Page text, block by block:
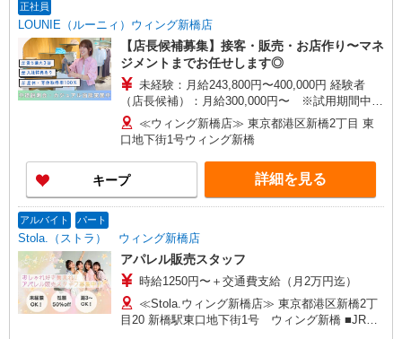
当の種類はエリアにより異なります。詳細は面接
時にお尋ねください。 ＼入社３大特典キャンペー
ン実施中！／※詳細は備考欄にて
正社員
LOUNIE（ルーニィ）ウィング新橋店
【店長候補募集】接客・販売・お店作り〜マネ
ジメントまでお任せします◎
未経験：月給243,800円〜400,000円 経験者
（店長候補）：月給300,000円〜 ※試用期間中は
270,000円〜 ★固定残業手当：30,800円（月給に
含む） ※経験・能力考慮 ※固定残業時間は1ヶ月
あたり20時間、超過時は追加で残業手当支給 ※月
3万円まで交通費支給 ※試用期間（2〜3ヶ月）も
同条件 【手当】固定残業手当／資格手当／店舗職
制手当／住宅手当（実家外かつ賃貸の場合のみ別
当の種類はエリアにより異なります。詳細は面接
時にお尋ねください。
≪ウィング新橋店≫ 東京都港区新橋2丁目 東
口地下街1号ウィング新橋
キープ 詳細を見る
アルバイト パート
Stola.（ストラ） ウィング新橋店
アパレル販売スタッフ
時給1250円〜＋交通費支給（月2万円迄）
≪Stola.ウィング新橋店≫ 東京都港区新橋2丁
目20 新橋駅東口地下街1号 ウィング新橋 ■JR新